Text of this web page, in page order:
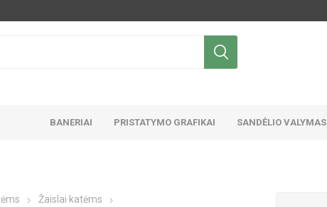
BANERIAI PRISTATYMO GRAFIKAI SANDĖLIO VALYMAS
Žaislai katėms